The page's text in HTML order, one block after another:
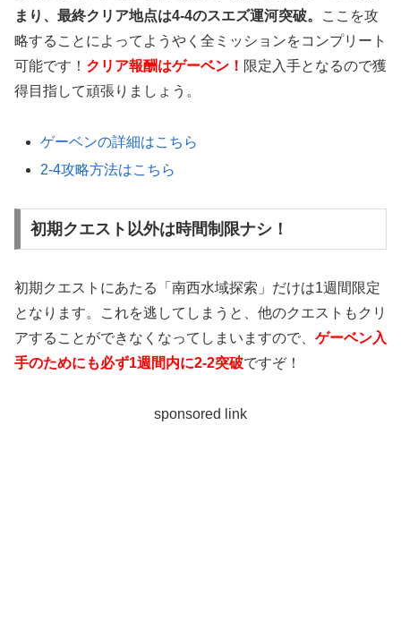
まり、最終クリア地点は4-4のスエズ運河突破。
ここを攻
略することによってようやく全ミッションをコンプリート
可能です！ クリア報酬はゲーベン！ 限定入手となるので獲
得目指して頑張りましょう。
ゲーベンの詳細はこちら
2-4攻略方法はこちら
初期クエスト以外は時間制限ナシ！
初期クエストにあたる「南西水域探索」だけは1週間限定
となります。これを逃してしまうと、他のクエストもクリ
アすることができなくなってしまいますので、 ゲーベン入
手のためにも必ず1週間内に2-2突破ですぞ！
sponsored link